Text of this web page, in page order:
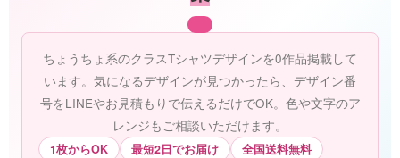
ちょうちょ系のクラスTシャツデザインを0作品掲載して
います。気になるデザインが見つかったら、デザイン番
号をLINEやお見積もりで伝えるだけでOK。色や文字のア
レンジもご相談いただけます。
1枚からOK 最短2日でお届け
全国送料無料